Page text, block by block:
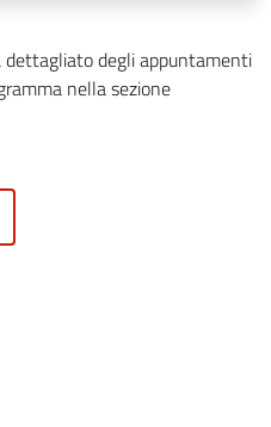
dettagliato degli appuntamenti
nella sezione